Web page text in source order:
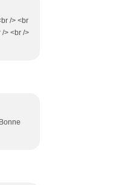
/> <br
/> <br />